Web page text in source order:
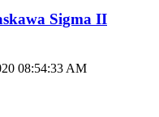
Sigma II
08:54:33 AM